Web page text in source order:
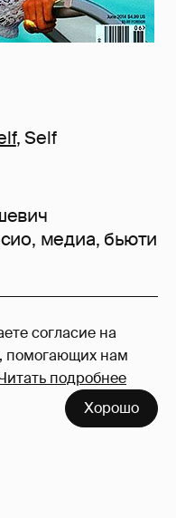
согласие на
помогающих нам
подробнее
Хорошо
, Self
, медиа, бьюти
читать и